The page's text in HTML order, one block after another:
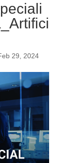
29, 2024